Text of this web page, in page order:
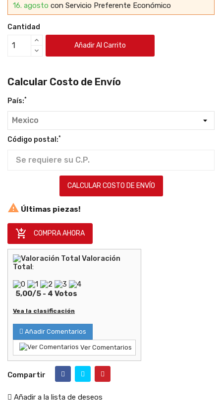
16. agosto con Servicio Preferente Económico
Cantidad
Añadir Al Carrito
Calcular Costo de Envío
País:*
Código postal:*
CALCULAR COSTO DE ENVÍO
 Últimas piezas!
 COMPRA AHORA
Valoración
Total :
5,00/5 - 4 Votos
Vea la clasificación
Añadir Comentarios
Ver Comentarios
Compartir
Añadir a la lista de deseos